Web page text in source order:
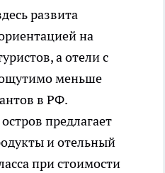
развита
на
а отели с
меньше
в РФ.
предлагает
и отельный
при стоимости